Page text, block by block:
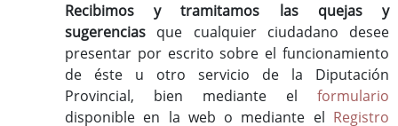
Recibimos y tramitamos las quejas y
sugerencias que cualquier ciudadano desee
presentar por escrito sobre el funcionamiento
de éste u otro servicio de la Diputación
Provincial, bien mediante el formulario
disponible en la web o mediante el Registro